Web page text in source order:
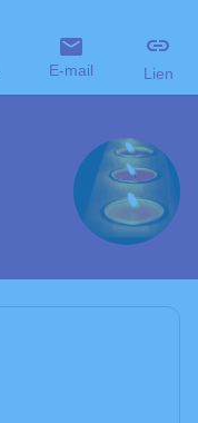
E-mail Lien